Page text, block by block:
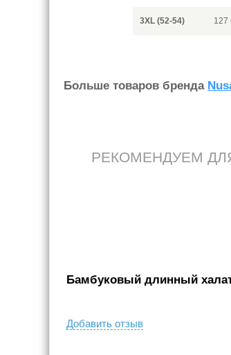
3XL (52-54) 127
Больше товаров бренда
РЕКОМЕНДУЕМ
Бамбуковый длинный
Добавить отзыв